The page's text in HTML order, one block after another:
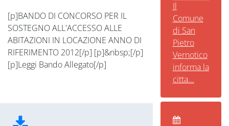
[p]BANDO DI CONCORSO PER IL
SOSTEGNO ALL'ACCESSO ALLE
ABITAZIONI IN LOCAZIONE ANNO DI
RIFERIMENTO 2012[/p] [p]&nbsp;[/p]
[p]Leggi Bando Allegato[/p]
Il
Comune
di San
Pietro
Vernotico
informa la
citta...